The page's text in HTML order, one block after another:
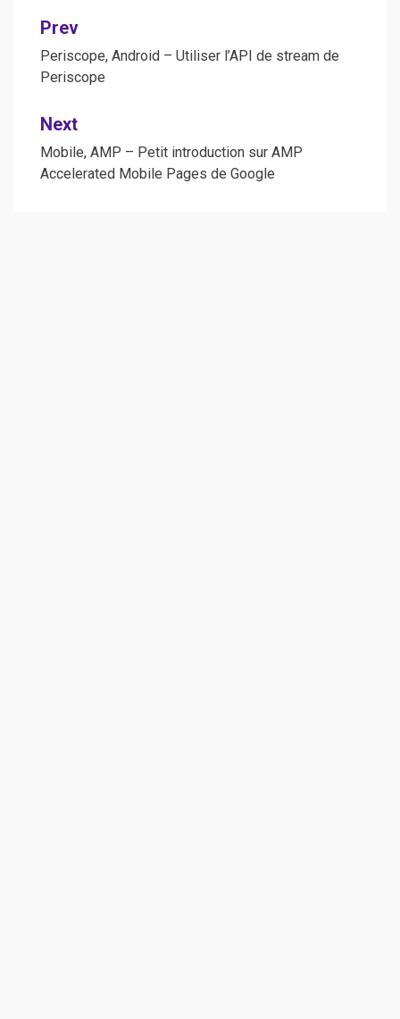
Post
navigation
Prev
Periscope, Android – Utiliser l’API de stream de
Periscope
Next
Mobile, AMP – Petit introduction sur AMP
Accelerated Mobile Pages de Google